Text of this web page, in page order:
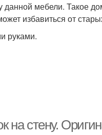
мебели. Такое
избавиться от
руками.
на стену.